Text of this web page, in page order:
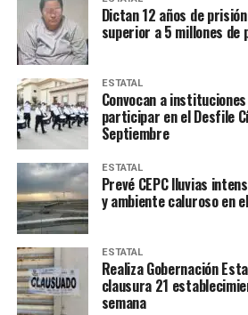
Dictan 12 años de
superior a 5 millones de
ESTATAL
Convocan a
participar en el Desfile
Septiembre
ESTATAL
Prevé CEPC lluvias
y ambiente caluroso en
ESTATAL
Realiza Gobernación
clausura 21
semana